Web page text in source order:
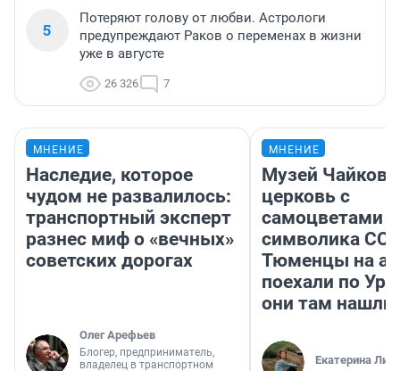
5
Потеряют голову от любви. Астрологи
предупреждают Раков о переменах в жизни
уже в августе
26 326 7
МНЕНИЕ
Наследие, которое
чудом не развалилось:
транспортный эксперт
разнес миф о «вечных»
советских дорогах
Олег Арефьев
Блогер, предприниматель,
владелец в транспортном
МНЕНИЕ
Музей
церковь с
самоцветами
символика
Тюменцы на
поехали по
они там нашли
Екатерина